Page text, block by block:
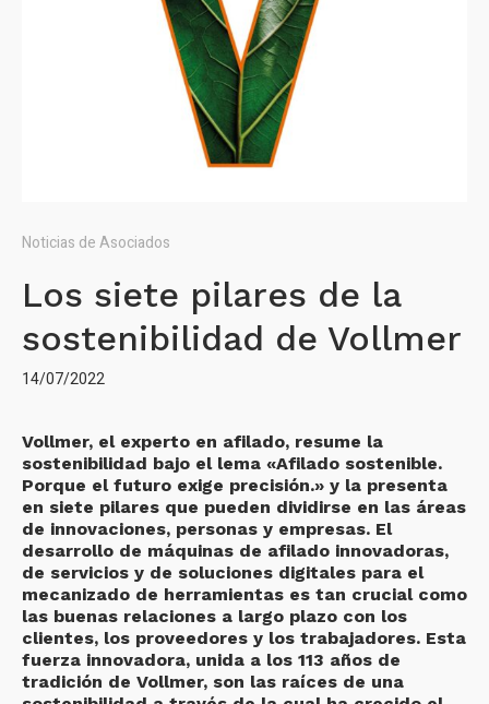
Noticias de Asociados
Los siete pilares de la
sostenibilidad de Vollmer
14/07/2022
Vollmer, el experto en afilado, resume la
sostenibilidad bajo el lema «Afilado sostenible.
Porque el futuro exige precisión.» y la presenta
en siete pilares que pueden dividirse en las áreas
de innovaciones, personas y empresas. El
desarrollo de máquinas de afilado innovadoras,
de servicios y de soluciones digitales para el
mecanizado de herramientas es tan crucial como
las buenas relaciones a largo plazo con los
clientes, los proveedores y los trabajadores. Esta
fuerza innovadora, unida a los 113 años de
tradición de Vollmer, son las raíces de una